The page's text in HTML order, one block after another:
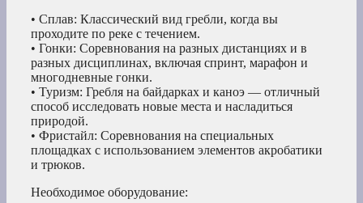
• Сплав: Классический вид гребли, когда вы
проходите по реке с течением.
• Гонки: Соревнования на разных дистанциях и в
разных дисциплинах, включая спринт, марафон и
многодневные гонки.
• Туризм: Гребля на байдарках и каноэ — отличный
способ исследовать новые места и насладиться
природой.
• Фристайл: Соревнования на специальных
площадках с использованием элементов акробатики
и трюков.
Необходимое оборудование: